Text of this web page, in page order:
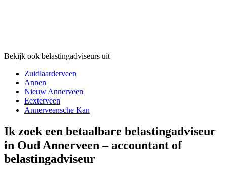
Bekijk ook belastingadviseurs uit
Zuidlaarderveen
Annen
Nieuw Annerveen
Eexterveen
Annerveensche Kan
Ik zoek een betaalbare belastingadviseur
in Oud Annerveen – accountant of
belastingadviseur